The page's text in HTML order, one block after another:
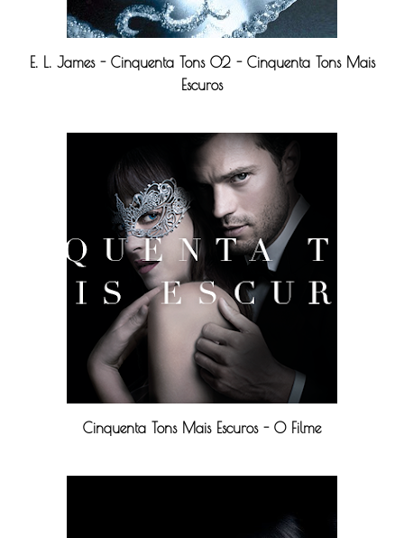
E. L. James - Cinquenta Tons 02 - Cinquenta Tons Mais
Escuros
Cinquenta Tons Mais Escuros - O Filme